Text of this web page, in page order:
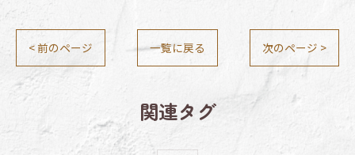
< 前のページ 一覧に戻る 次のページ >
関連タグ